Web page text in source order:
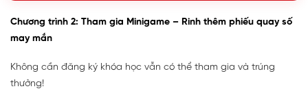
Chương trình 2: Tham gia Minigame – Rinh thêm phiếu quay số
may mắn
Không cần đăng ký khóa học vẫn có thể tham gia và trúng
thưởng!